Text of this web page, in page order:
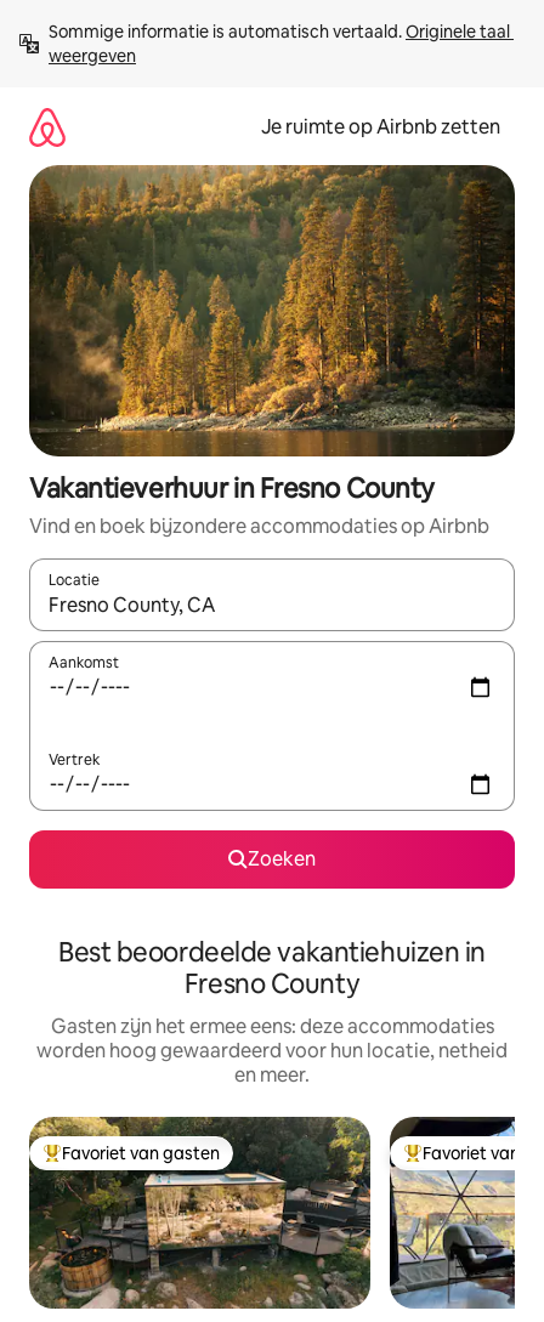
direct
naar
Sommige informatie is automatisch vertaald. Originele taal
weergeven
Je ruimte op Airbnb zetten
Vakantieverhuur in Fresno County
Vind en boek bijzondere accommodaties op Airbnb
Locatie
Wanneer er suggesties beschikbaar zijn, maak je een keuze
Aankomst
Vertrek
Zoeken
Best beoordeelde vakantiehuizen in
Fresno County
Gasten zijn het ermee eens: deze accommodaties
worden hoog gewaardeerd voor hun locatie, netheid
en meer.
Topfavoriet van gasten
Favoriet van gasten Topfavoriet van
Favoriet van